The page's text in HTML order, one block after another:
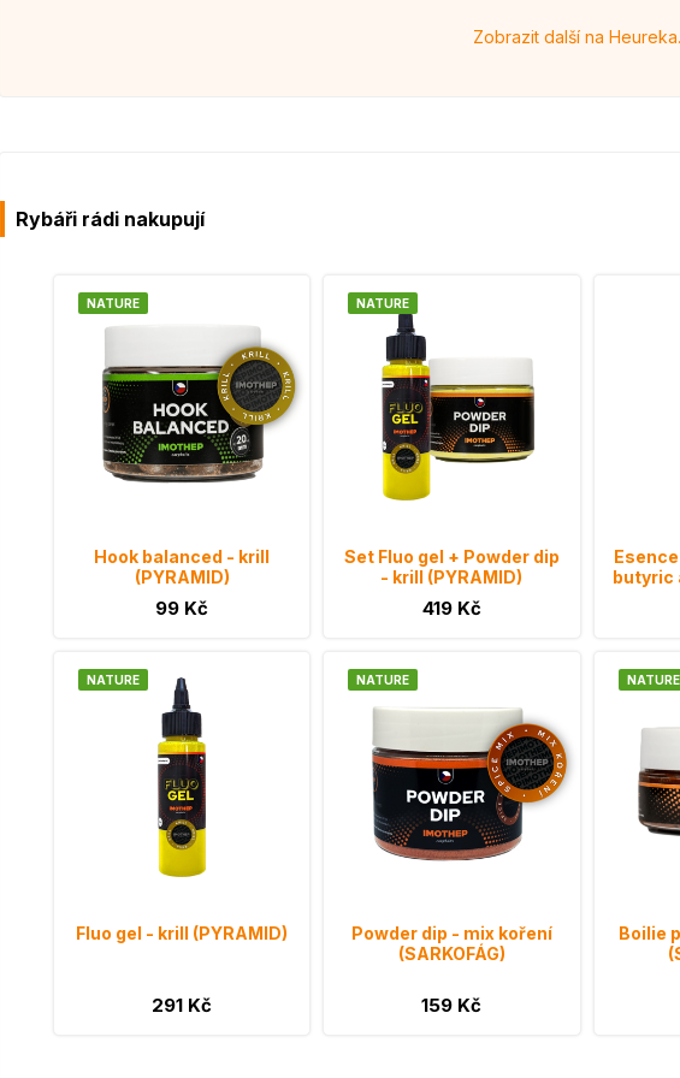
Zobrazit další na
Rybáři rádi nakupují
NATURE
Hook balanced - krill
(PYRAMID)
99 Kč
NATURE
Set Fluo gel + Powder dip
- krill (PYRAMID)
419 Kč
butyric
NATURE
Fluo gel - krill (PYRAMID)
291 Kč
NATURE
Powder dip - mix koření
(SARKOFÁG)
159 Kč
NATURE
Boilie